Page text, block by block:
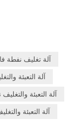
آلة تغليف نفطة
آلة التعبئة
آلة التعبئة
آلة التعبئة